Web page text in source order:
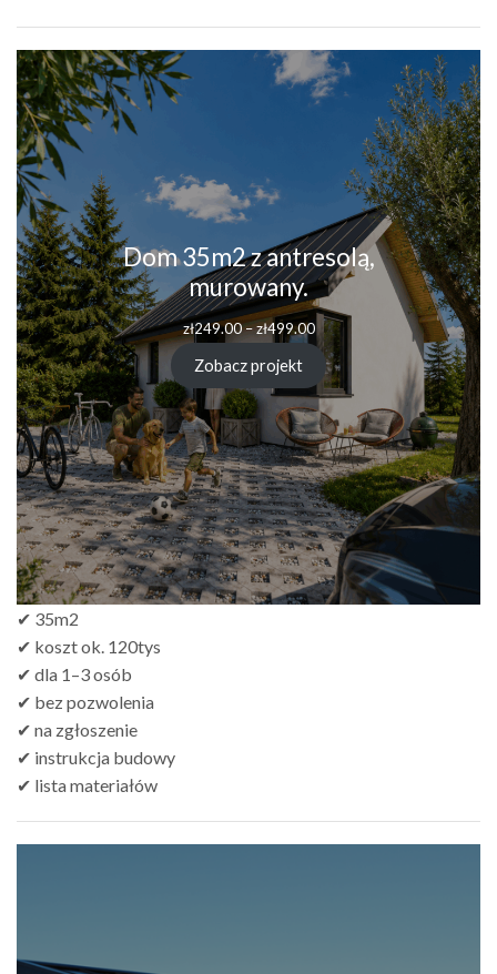
Dom 35m2 z antresolą,
murowany.
zł249.00–zł499.00Zakres
cen:
od
zł249.00
do
zł499.00
Zobacz projekt
✔ 35m2
✔ koszt ok. 120tys
✔ dla 1–3 osób
✔ bez pozwolenia
✔ na zgłoszenie
✔ instrukcja budowy
✔ lista materiałów